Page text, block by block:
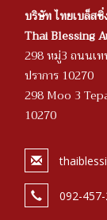
บริษัท ไทยเบล็ส
Thai Blessing
298 หมู่3 ถนนเท
ปราการ 10270
298 Moo 3
10270
092-